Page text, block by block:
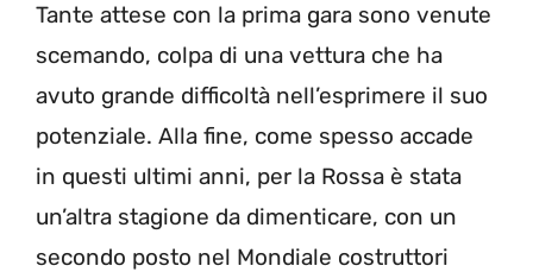
Tante attese con la prima gara sono venute
scemando, colpa di una vettura che ha
avuto grande difficoltà nell’esprimere il suo
potenziale. Alla fine, come spesso accade
in questi ultimi anni, per la Rossa è stata
un’altra stagione da dimenticare, con un
secondo posto nel Mondiale costruttori